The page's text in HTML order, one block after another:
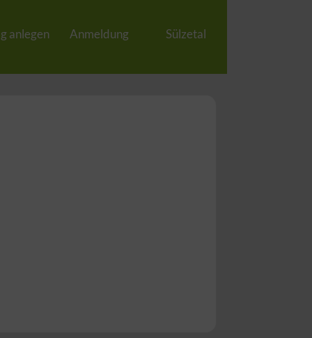
anlegen Anmeldung Sülzetal